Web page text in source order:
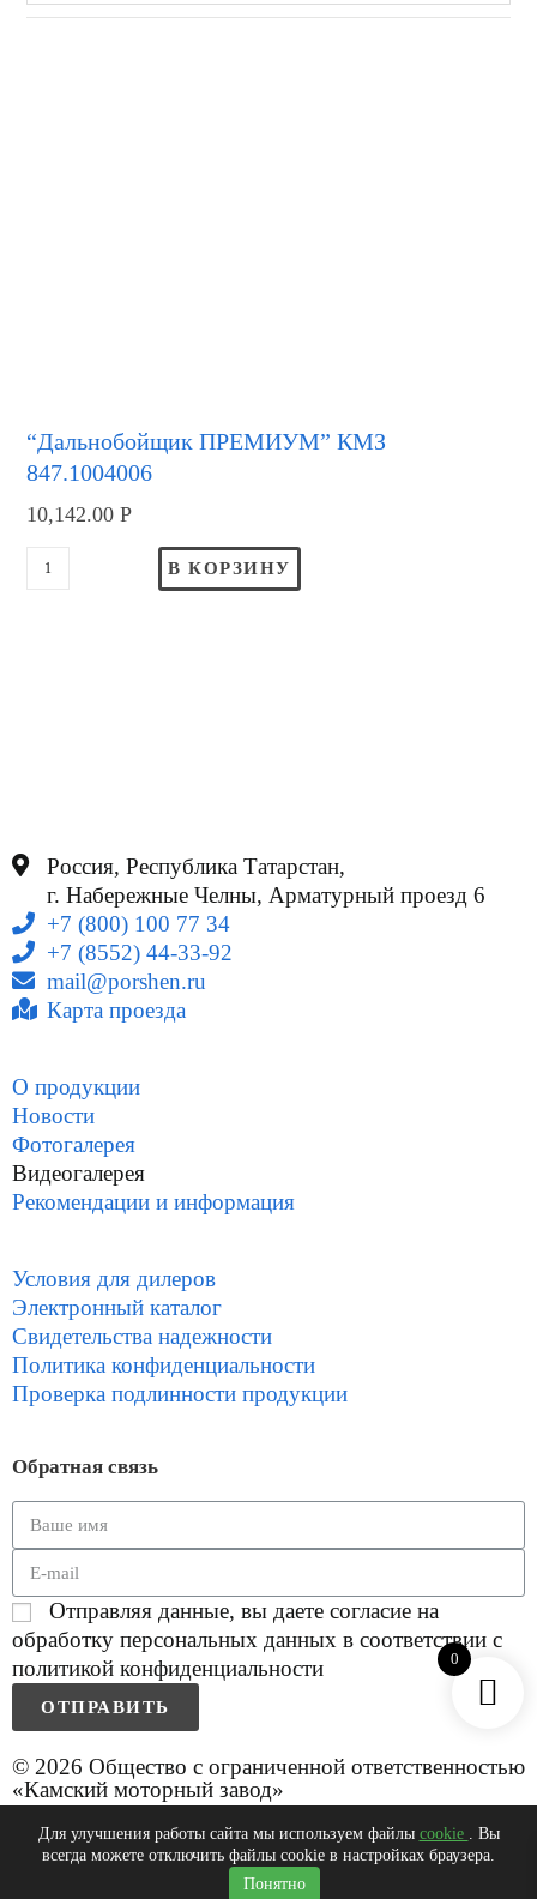
“Дальнобойщик ПРЕМИУМ” КМЗ
847.1004006
10,142.00Р
В КОРЗИНУ
Россия, Республика Татарстан,
г. Набережные Челны, Арматурный проезд 6
+7 (800) 100 77 34
+7 (8552) 44-33-92
mail@porshen.ru
Карта проезда
О продукции
Новости
Фотогалерея
Видеогалерея
Рекомендации и информация
Условия для дилеров
Электронный каталог
Свидетельства надежности
Политика конфиденциальности
Проверка подлинности продукции
Обратная связь
Отправляя данные, вы даете согласие на
обработку персональных данных в соответствии с
политикой конфиденциальности
ОТПРАВИТЬ
© 2026 Общество с ограниченной ответственностью
«Камский моторный завод»
0
0
Для улучшения работы сайта мы используем файлы cookie . Вы
всегда можете отключить файлы cookie в настройках браузера.
Понятно